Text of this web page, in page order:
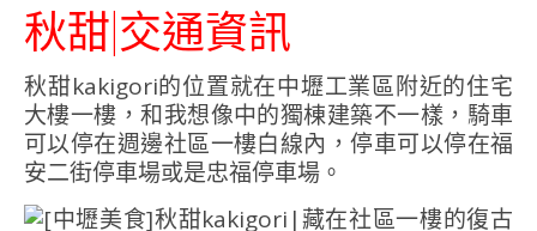
秋甜|交通資訊
秋甜kakigori的位置就在中壢工業區附近的住宅
大樓一樓，和我想像中的獨棟建築不一樣，騎車
可以停在週邊社區一樓白線內，停車可以停在福
安二街停車場或是忠福停車場。